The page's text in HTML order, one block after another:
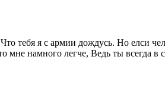
тебя я с армии дождусь. Но елси
мне намного легче, Ведь ты всегда